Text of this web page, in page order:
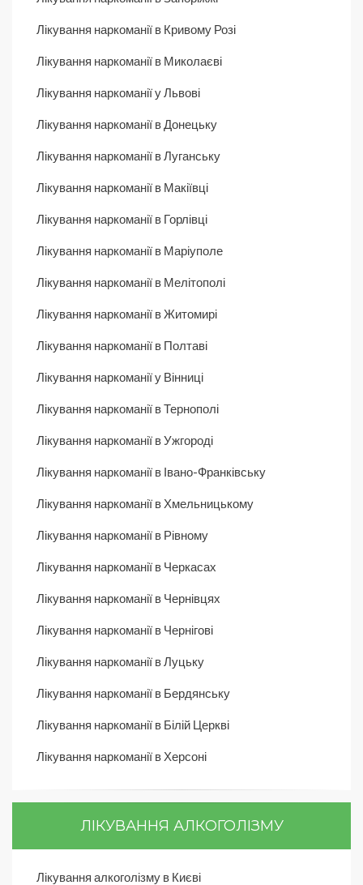
Лікування наркоманії в Кривому Розі
Лікування наркоманії в Миколаєві
Лікування наркоманії у Львові
Лікування наркоманії в Донецьку
Лікування наркоманії в Луганську
Лікування наркоманії в Макіївці
Лікування наркоманії в Горлівці
Лікування наркоманії в Маріуполе
Лікування наркоманії в Мелітополі
Лікування наркоманії в Житомирі
Лікування наркоманії в Полтаві
Лікування наркоманії у Вінниці
Лікування наркоманії в Тернополі
Лікування наркоманії в Ужгороді
Лікування наркоманії в Івано-Франківську
Лікування наркоманії в Хмельницькому
Лікування наркоманії в Рівному
Лікування наркоманії в Черкасах
Лікування наркоманії в Чернівцях
Лікування наркоманії в Чернігові
Лікування наркоманії в Луцьку
Лікування наркоманії в Бердянську
Лікування наркоманії в Білій Церкві
Лікування наркоманії в Херсоні
ЛІКУВАННЯ АЛКОГОЛІЗМУ
Лікування алкоголізму в Києві